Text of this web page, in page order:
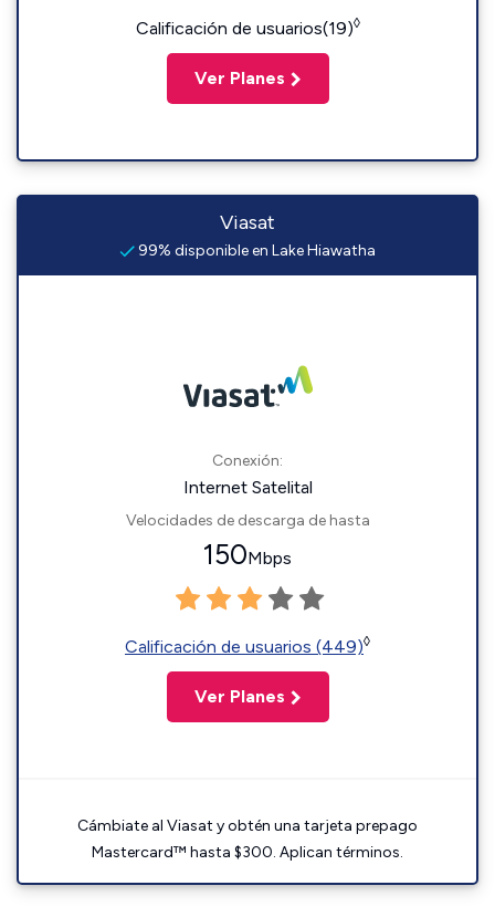
Calificación de usuarios(19)◊
Ver Planes
Viasat
99% disponible en Lake Hiawatha
Conexión:
Internet Satelital
Velocidades de descarga de hasta
150Mbps
Calificación de usuarios (449)◊
Ver Planes
Cámbiate al Viasat y obtén una tarjeta prepago
Mastercard™ hasta $300. Aplican términos.